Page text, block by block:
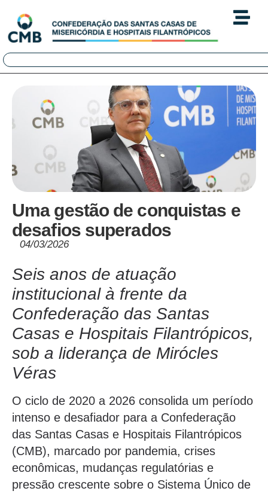
Uma gestão de conquistas e
desafios superados
04/03/2026
Seis anos de atuação
institucional à frente da
Confederação das Santas
Casas e Hospitais Filantrópicos,
sob a liderança de Mirócles
Véras
O ciclo de 2020 a 2026 consolida um período
intenso e desafiador para a Confederação
das Santas Casas e Hospitais Filantrópicos
(CMB), marcado por pandemia, crises
econômicas, mudanças regulatórias e
pressão crescente sobre o Sistema Único de